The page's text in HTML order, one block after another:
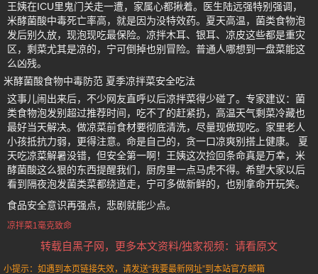
王姨在ICU里鬼门关走一遭，家属心都揪着。医生陆远强特别强调，
米酵菌酸中毒死亡率高，就是因为没特效药。夏天高温，菌类食物泡
发后别久放，现泡现吃最保险。凉拌木耳、银耳、凉皮这些都是重灾
区，剩菜尤其是凉的，宁可倒掉也别冒险。普通人哪想到一盘菜能这
么凶残。
米酵菌酸食物中毒防范 夏季凉拌菜安全吃法
这事儿闹出来后，不少网友直呼以后凉拌菜得少碰了。专家建议：菌
类食物泡发别超过推荐时间，吃不了的赶紧扔，高温天气剩菜冷藏也
最好当天解决。做凉菜前食材要彻底清洗，尽量现做现吃。家里老人
小孩抵抗力弱，更得注意。命是自己的，贪一口凉爽别搭上健康。 夏
天吃凉菜解暑没错，但安全第一啊！王姨这次捡回条命真是万幸，米
酵菌酸这么狠的东西提醒我们，厨房里一点马虎不得。希望大家以后
看到隔夜泡发菌类菜都绕道走，宁可多做新鲜的，也别拿命开玩笑。
食品安全意识再强点，悲剧就能少点。
凉拌菜1毫克致命
转载自黑子网，更多本文资料/独家视频：请看原文
小提示：如遇到本页链接失效，请发送“我要最新网址”到本站官方邮箱